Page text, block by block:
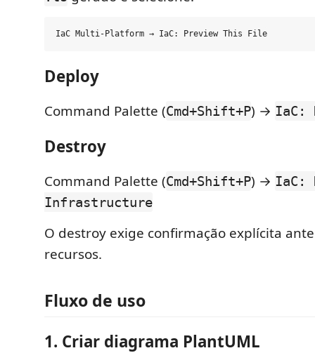
Deploy
Command Palette (Cmd+Shift+P) → IaC:
Destroy
Command Palette (Cmd+Shift+P) → IaC:
Infrastructure
O destroy exige confirmação explícita
recursos.
Fluxo de uso
1. Criar diagrama PlantUML